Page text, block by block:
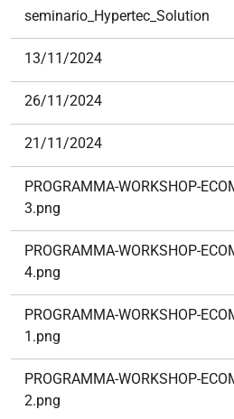
seminario_Hypertec_Solution
13/11/2024
26/11/2024
21/11/2024
PROGRAMMA-WORKSHOP-
3.png
PROGRAMMA-WORKSHOP-
4.png
PROGRAMMA-WORKSHOP-
1.png
PROGRAMMA-WORKSHOP-
2.png